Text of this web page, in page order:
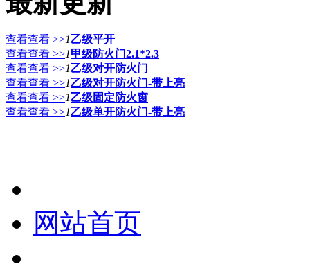
查看查看 >>1乙级平开
查看查看 >>1甲级防火门2.1*2.3
查看查看 >>1乙级对开防火门
查看查看 >>1乙级对开防火门-带上亮
查看查看 >>1乙级固定防火窗
查看查看 >>1乙级单开防火门-带上亮
网站首页